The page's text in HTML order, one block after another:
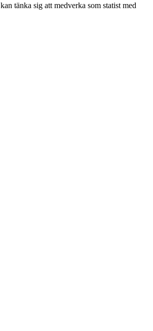
tänka sig att medverka som statist med